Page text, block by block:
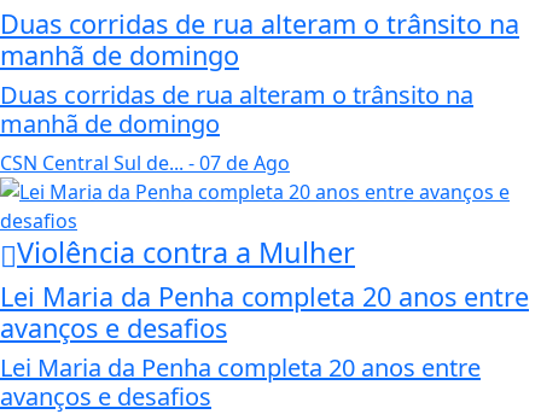
Duas corridas de rua alteram o trânsito na
manhã de domingo
Duas corridas de rua alteram o trânsito na
manhã de domingo
CSN Central Sul de... - 07 de Ago
Violência contra a Mulher
Lei Maria da Penha completa 20 anos entre
avanços e desafios
Lei Maria da Penha completa 20 anos entre
avanços e desafios